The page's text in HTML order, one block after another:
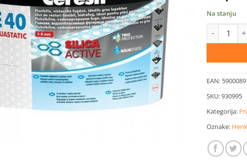
Na stanju
Ceresit
EAN:
SKU:930995
Kategorija:
Oznake: